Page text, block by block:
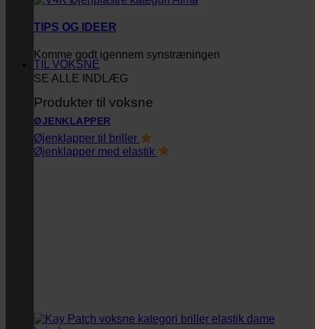
TIPS OG IDEER
Komme godt igennem synstræningen
SE ALLE INDLÆG
TIL VOKSNE
Produkter til voksne
ØJENKLAPPER
Øjenklapper til briller
Øjenklapper med elastik